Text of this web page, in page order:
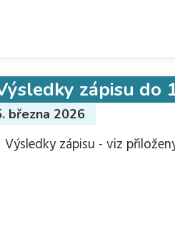
zápisu do
března 2026
Výsledky zápisu - viz